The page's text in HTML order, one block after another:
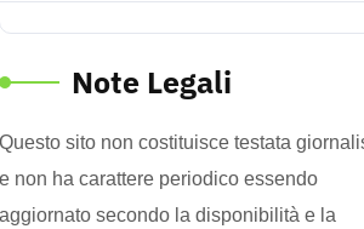
Note Legali
Questo sito non costituisce testata
e non ha carattere periodico essendo
aggiornato secondo la disponibilità e la